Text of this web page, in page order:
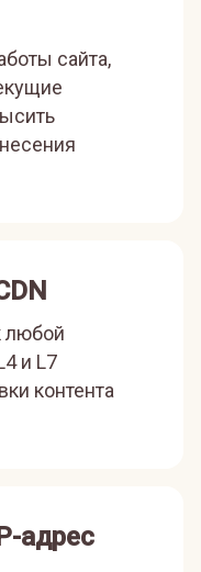
сайта,
любой
и L7
контента
адрес